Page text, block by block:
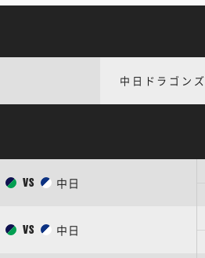
中日ドラゴンズ
VS 中日
VS 中日